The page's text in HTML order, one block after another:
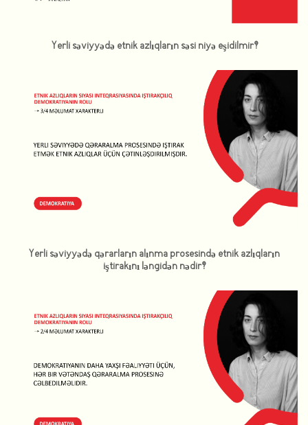
Yerli səviyyədə etnik azlıqların səsi niyə eşidilmir?
Yerli səviyyədə qərarların alınma prosesində etnik azlıqların
iştirakını ləngidən nədir?